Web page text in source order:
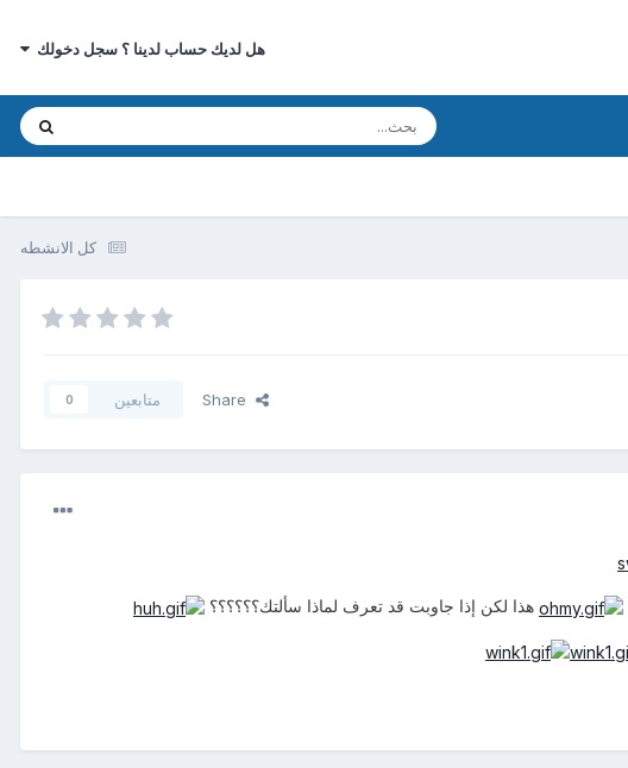
هل لديك حساب لدينا ؟ سجل دخولك
كل الانشطه
متابعين 0
هذا لكن إذا جاوبت قد تعرف لماذا سألتك؟؟؟؟؟؟